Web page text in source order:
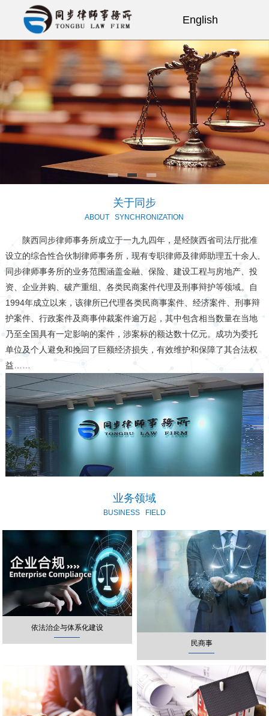
English
关于同步
同步动态
业务领域
招纳贤士
团队风采
典型案例
律所文化
律所党建
关于同步
ABOUTSYNCHRONIZATION
陕西同步律师事务所成立于一九九四年，是经陕西省司法厅批准
设立的综合性合伙制律师事务所，现有专职律师及律师助理五十余人,
同步律师事务所的业务范围涵盖金融、保险、建设工程与房地产、投
资、企业并购、破产重组、各类民商案件代理及刑事辩护等领域。自
1994年成立以来，该律所已代理各类民商事案件、经济案件、刑事辩
护案件、行政案件及商事仲裁案件逾万起，其中包含相当数量在当地
乃至全国具有一定影响的案件，涉案标的额达数十亿元。成功为委托
单位及个人避免和挽回了巨额经济损失，有效维护和保障了其合法权
益……
业务领域
BUSINESS FIELD
依法治企与体系化建设
民商事